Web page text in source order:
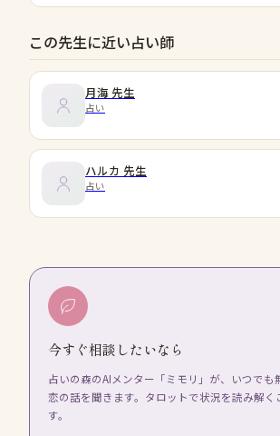
この先生に近い占い師
月海 先生
占い
ハルカ 先生
占い
今すぐ相談したいなら
占いの森のAIメンター「ミモリ」が、いつでも
恋の話を聞きます。タロットで状況を読み解く
す。